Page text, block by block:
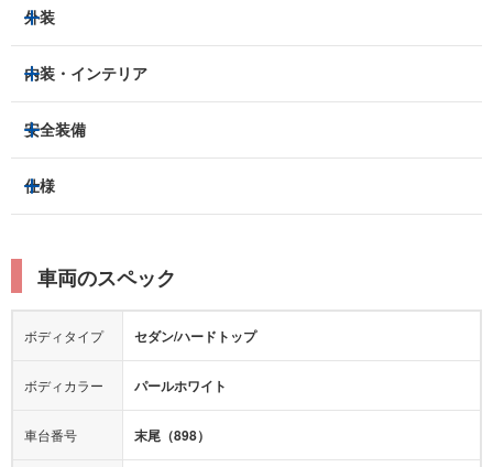
外装
LEDヘッドライト
アルミホイール：あり
サンルーフ/ガラスルーフ
ルーフレール
エアロパーツ
ローダウン
内装・インテリア
3列シート
ベンチシート
パワーシート
シートヒーター
カーナビ：メモリーナビ他
CD
安全装備
トラクションコントロール
レーンキープアシスト
横滑り防止装置
衝突被害軽減プレーキ
カメラ：フロント サイド バック
エアバッグ：
運転席 助手席 サイド
衝撃緩和ヘッドレスト
仕様
車両のスペック
ボディタイプ セダン/ハードトップ
ボディカラー パールホワイト
車台番号 末尾（898）